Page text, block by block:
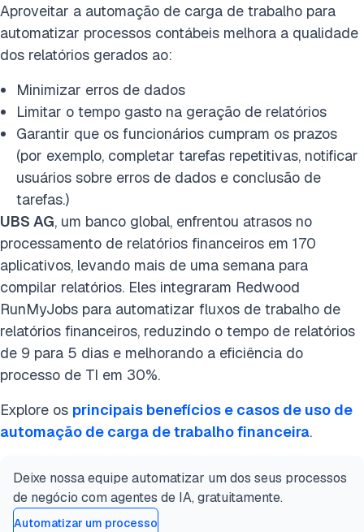
Aproveitar a automação de carga de trabalho para
automatizar processos contábeis melhora a qualidade
dos relatórios gerados ao:
Minimizar erros de dados
Limitar o tempo gasto na geração de relatórios
Garantir que os funcionários cumpram os prazos
(por exemplo, completar tarefas repetitivas, notificar
usuários sobre erros de dados e conclusão de
tarefas.)
UBS AG, um banco global, enfrentou atrasos no
processamento de relatórios financeiros em 170
aplicativos, levando mais de uma semana para
compilar relatórios. Eles integraram Redwood
RunMyJobs para automatizar fluxos de trabalho de
relatórios financeiros, reduzindo o tempo de relatórios
de 9 para 5 dias e melhorando a eficiência do
processo de TI em 30%.
Explore os principais benefícios e casos de uso de
automação de carga de trabalho financeira.
Deixe nossa equipe automatizar um dos seus processos
de negócio com agentes de IA, gratuitamente.
Automatizar um processo